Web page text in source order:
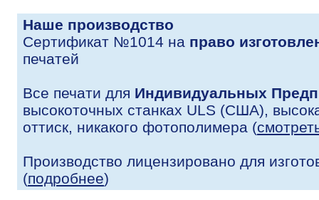
Наше производство
Сертификат №1014 на право
печатей
Все печати для Индивидуальных
высокоточных станках ULS (США),
оттиск, никакого фотополимера (
Производство лицензировано для
(подробнее)